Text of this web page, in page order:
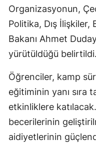
Organizasyonun,
Politika, Dış İlişkiler,
Bakanı Ahmet
yürütüldüğü belirtildi.
Öğrenciler, kamp
eğitiminin yanı sıra
etkinliklere
becerilerinin
aidiyetlerinin